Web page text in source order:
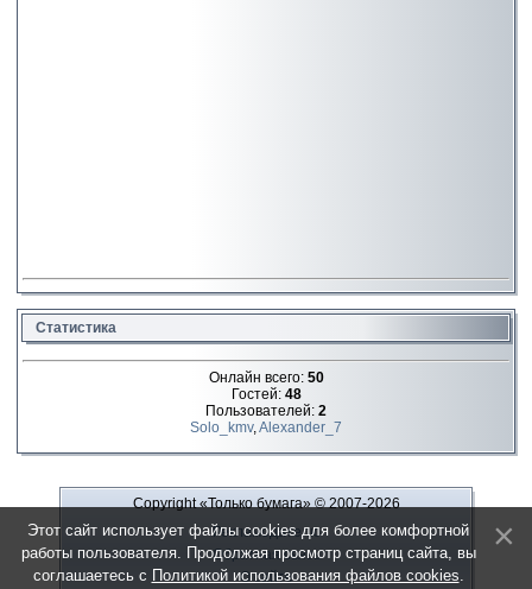
Статистика
Онлайн всего: 50
Гостей: 48
Пользователей: 2
Solo_kmv,Alexander_7
Copyright «Только бумага»© 2007-2026
Рекламодателю
Обратная связь
О сайте
Этот сайт использует файлы cookies для более комфортной
работы пользователя. Продолжая просмотр страниц сайта, вы
соглашаетесь с Политикой использования файлов cookies.